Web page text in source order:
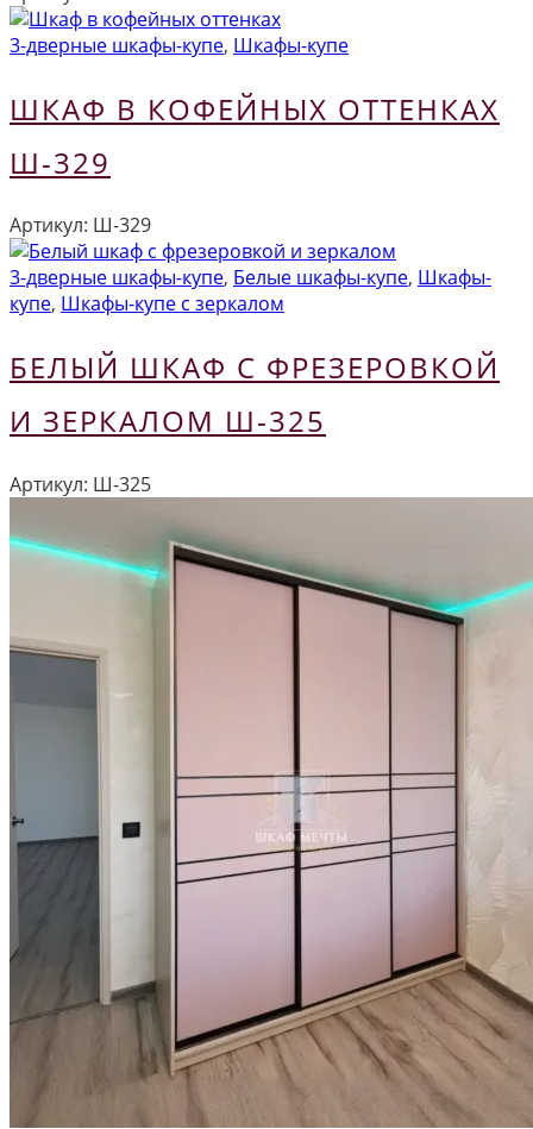
3-дверные шкафы-купе, Шкафы-купе
ШКАФ В КОФЕЙНЫХ ОТТЕНКАХ
Ш-329
Артикул: Ш-329
3-дверные шкафы-купе, Белые шкафы-купе, Шкафы-
купе, Шкафы-купе с зеркалом
БЕЛЫЙ ШКАФ С ФРЕЗЕРОВКОЙ
И ЗЕРКАЛОМ Ш-325
Артикул: Ш-325